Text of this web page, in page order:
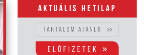
Aktuális hetilap